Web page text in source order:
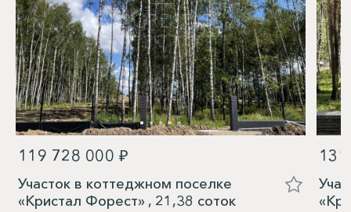
119 728 000 ₽
Участок в коттеджном поселке
«Кристал Форест» , 21,38 соток